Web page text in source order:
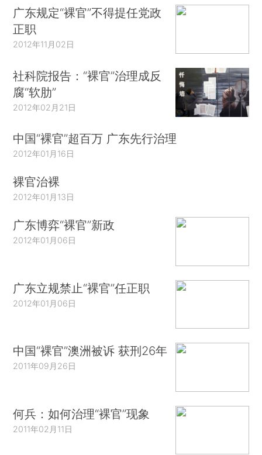
广东规定“裸官”不得提任党政
正职
2012年11月02日
社科院报告：“裸官”治理成反
腐“软肋”
2012年02月21日
中国“裸官”超百万 广东先行治理
2012年01月16日
裸官治裸
2012年01月13日
广东博弈“裸官”新政
2012年01月06日
广东立规禁止“裸官”任正职
2012年01月06日
中国“裸官”澳洲被诉 获刑26年
2011年09月26日
何兵：如何治理“裸官”现象
2011年02月11日